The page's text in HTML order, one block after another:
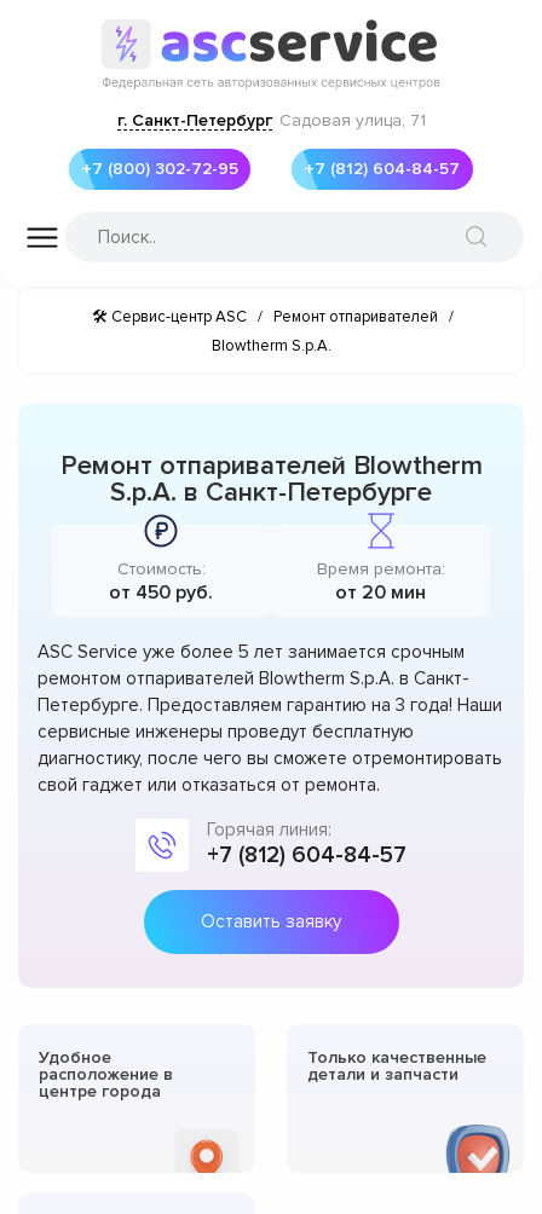
г. Санкт-Петербург Садовая улица, 71
+7 (800) 302-72-95 +7 (812) 604-84-57
🛠 Сервис-центр ASC / Ремонт отпаривателей
/
Blowtherm S.p.A.
Ремонт отпаривателей Blowtherm
S.p.A. в Санкт-Петербурге
Стоимость:
от 450 руб.
Время ремонта:
от 20 мин
ASC Service уже более 5 лет занимается срочным
ремонтом отпаривателей Blowtherm S.p.A. в Санкт-
Петербурге. Предоставляем гарантию на 3 года! Наши
сервисные инженеры проведут бесплатную
диагностику, после чего вы сможете отремонтировать
свой гаджет или отказаться от ремонта.
Горячая линия:
+7 (812) 604-84-57
Оставить заявку
Удобное
расположение в
центре города
Только качественные
детали и запчасти